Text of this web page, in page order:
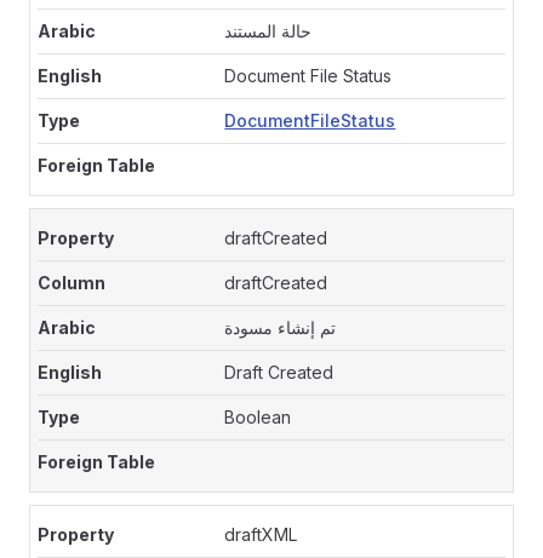
حالة المستند
Document File Status
DocumentFileStatus
draftCreated
draftCreated
تم إنشاء مسودة
Draft Created
Boolean
draftXML